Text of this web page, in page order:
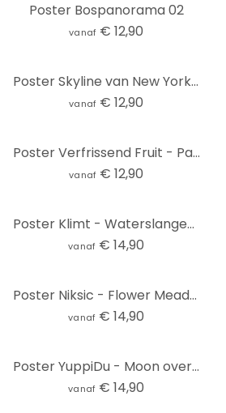
Poster Bospanorama 02
vanaf € 12,90
Poster Skyline van New York City
vanaf € 12,90
Poster Verfrissend Fruit - Panorama
vanaf € 12,90
Poster Klimt - Waterslangen I
vanaf € 14,90
Poster Niksic - Flower Meadow - panorama
vanaf € 14,90
Poster YuppiDu - Moon over Montreal
vanaf € 14,90